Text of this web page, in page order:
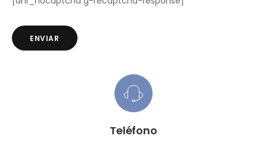
Teléfono